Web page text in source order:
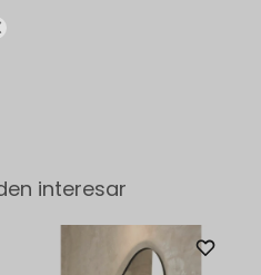
interesar